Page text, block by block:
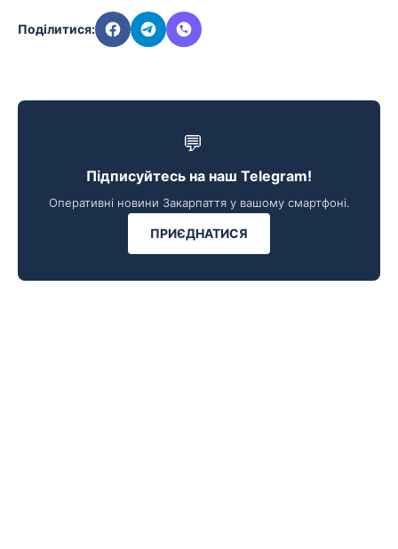
Поділитися:
💬
Підписуйтесь на наш Telegram!
Оперативні новини Закарпаття у вашому смартфоні.
ПРИЄДНАТИСЯ